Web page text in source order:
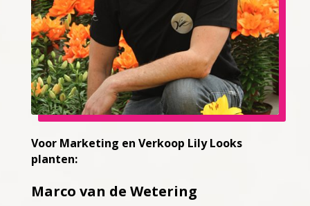
Voor Marketing en Verkoop Lily Looks
planten:
Marco van de Wetering